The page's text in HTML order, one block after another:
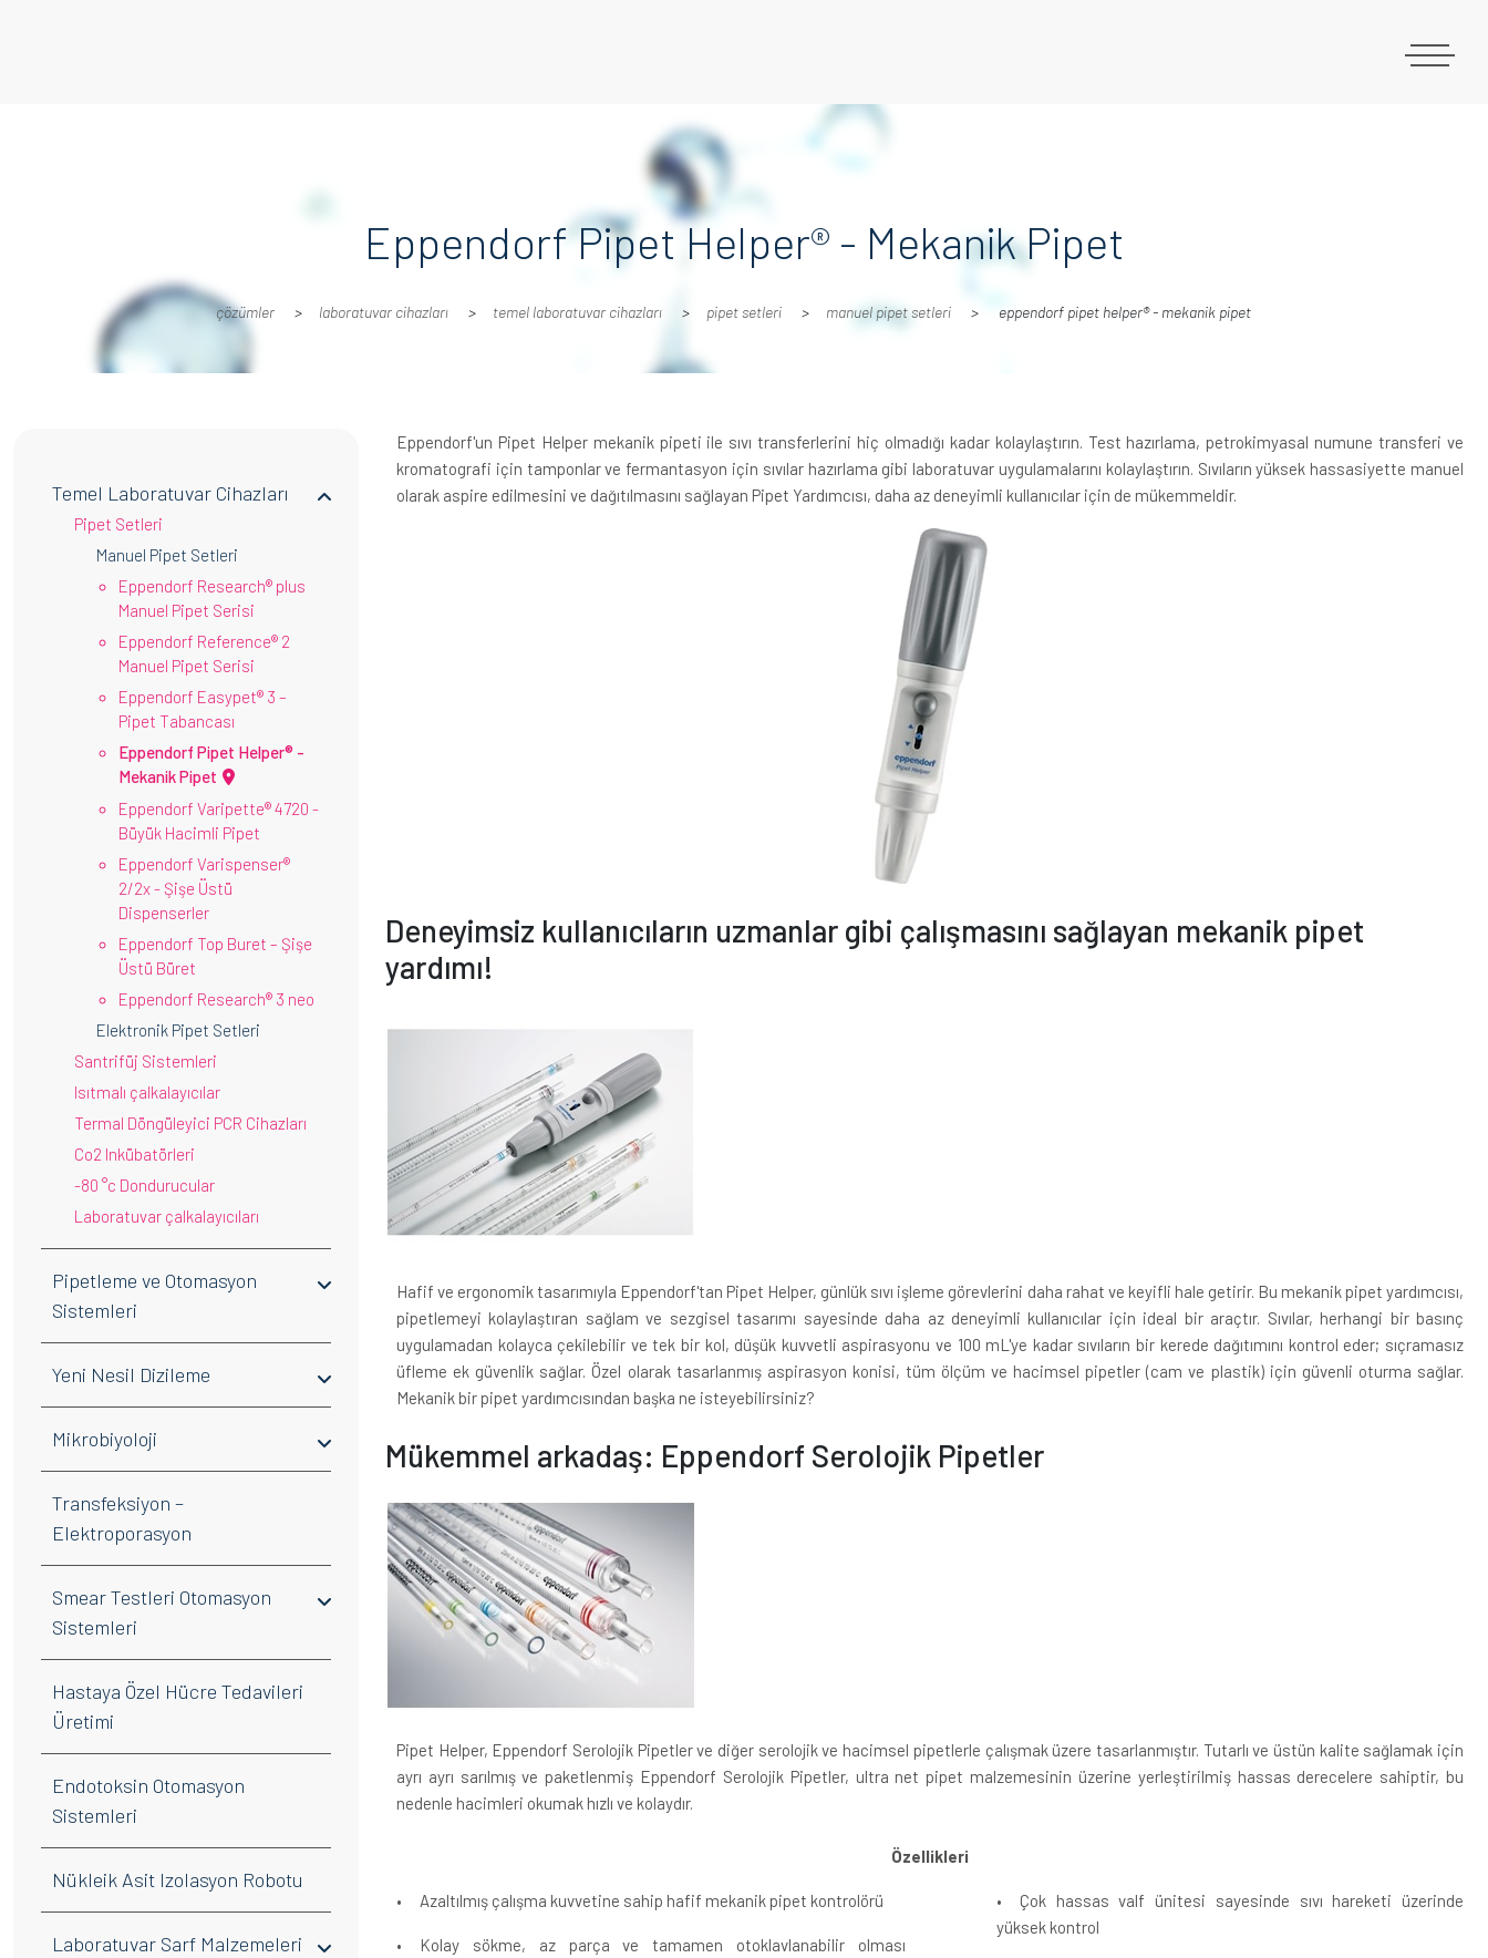
Eppendorf Pipet Helper® - Mekanik Pipet
çözümler laboratuvar ci̇hazlari temel laboratuvar cihazları pipet setleri manuel pipet setleri eppendorf pipet helper® - mekanik pipet
Temel Laboratuvar Cihazları
Pipet Setleri
Manuel Pipet Setleri
Eppendorf Research® plus
Manuel Pipet Serisi
Eppendorf Reference® 2
Manuel Pipet Serisi
Eppendorf Easypet® 3 –
Pipet Tabancası
Eppendorf Pipet Helper® -
Mekanik Pipet
Eppendorf Varipette® 4720 -
Büyük Hacimli Pipet
Eppendorf Varispenser®
2/2x - Şişe Üstü
Dispenserler
Eppendorf Top Buret – Şişe
Üstü Büret
Eppendorf Research® 3 neo
Elektronik Pipet Setleri
Santrifüj Sistemleri
Isıtmalı çalkalayıcılar
Termal Döngüleyici PCR Cihazları
Co2 Inkübatörleri
-80 °c Dondurucular
Laboratuvar çalkalayıcıları
Pipetleme ve Otomasyon
Sistemleri
Yeni Nesil Dizileme
Mikrobiyoloji
Transfeksiyon –
Elektroporasyon
Smear Testleri Otomasyon
Sistemleri
Hastaya Özel Hücre Tedavileri
Üretimi
Endotoksin Otomasyon
Sistemleri
Nükleik Asit Izolasyon Robotu
Laboratuvar Sarf Malzemeleri
Eppendorf'un Pipet Helper mekanik pipeti ile sıvı transferlerini hiç olmadığı kadar kolaylaştırın. Test hazırlama, petrokimyasal numune transferi ve
kromatografi için tamponlar ve fermantasyon için sıvılar hazırlama gibi laboratuvar uygulamalarını kolaylaştırın. Sıvıların yüksek hassasiyette manuel
olarak aspire edilmesini ve dağıtılmasını sağlayan Pipet Yardımcısı, daha az deneyimli kullanıcılar için de mükemmeldir.
Deneyimsiz kullanıcıların uzmanlar gibi çalışmasını sağlayan mekanik pipet
yardımı!
Hafif ve ergonomik tasarımıyla Eppendorf'tan Pipet Helper, günlük sıvı işleme görevlerini daha rahat ve keyifli hale getirir. Bu mekanik pipet yardımcısı,
pipetlemeyi kolaylaştıran sağlam ve sezgisel tasarımı sayesinde daha az deneyimli kullanıcılar için ideal bir araçtır. Sıvılar, herhangi bir basınç
uygulamadan kolayca çekilebilir ve tek bir kol, düşük kuvvetli aspirasyonu ve 100 mL'ye kadar sıvıların bir kerede dağıtımını kontrol eder; sıçramasız
üfleme ek güvenlik sağlar. Özel olarak tasarlanmış aspirasyon konisi, tüm ölçüm ve hacimsel pipetler (cam ve plastik) için güvenli oturma sağlar.
Mekanik bir pipet yardımcısından başka ne isteyebilirsiniz?
Mükemmel arkadaş: Eppendorf Serolojik Pipetler
Pipet Helper, Eppendorf Serolojik Pipetler ve diğer serolojik ve hacimsel pipetlerle çalışmak üzere tasarlanmıştır. Tutarlı ve üstün kalite sağlamak için
ayrı ayrı sarılmış ve paketlenmiş Eppendorf Serolojik Pipetler, ultra net pipet malzemesinin üzerine yerleştirilmiş hassas derecelere sahiptir, bu
nedenle hacimleri okumak hızlı ve kolaydır.
Özellikleri
• Azaltılmış çalışma kuvvetine sahip hafif mekanik pipet kontrolörü
•
Kolay sökme, az parça ve tamamen otoklavlanabilir olması
•
Çok hassas valf ünitesi sayesinde sıvı hareketi üzerinde
yüksek kontrol